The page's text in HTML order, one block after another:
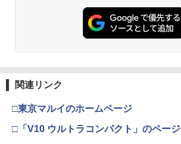
関連リンク
□東京マルイのホームページ
□「V10 ウルトラコンパクト」のページ